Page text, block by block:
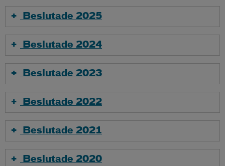
Beslutade 2025
Beslutade 2024
Beslutade 2023
Beslutade 2022
Beslutade 2021
Beslutade 2020